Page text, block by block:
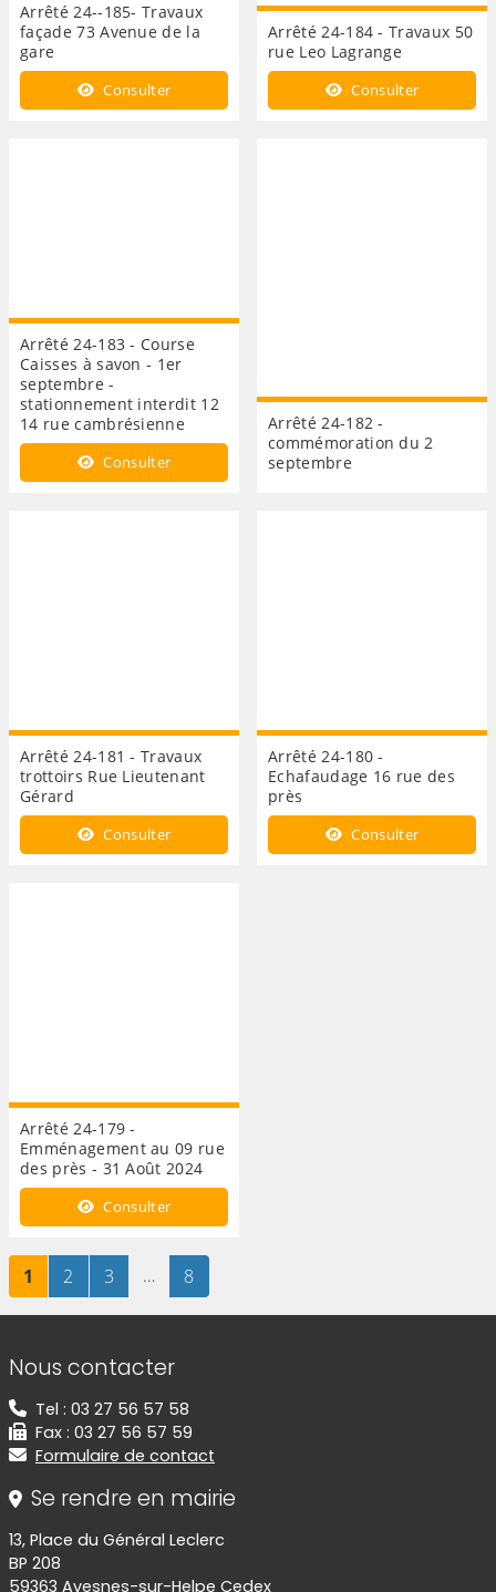
Arrêté 24--185- Travaux
façade 73 Avenue de la
gare
Consulter
Arrêté 24-184 - Travaux 50
rue Leo Lagrange
Consulter
Arrêté 24-183 - Course
Caisses à savon - 1er
septembre -
stationnement interdit 12
14 rue cambrésienne
Consulter
Arrêté 24-182 -
commémoration du 2
septembre
Arrêté 24-181 - Travaux
trottoirs Rue Lieutenant
Gérard
Consulter
Arrêté 24-180 -
Echafaudage 16 rue des
près
Consulter
Arrêté 24-179 -
Emménagement au 09 rue
des près - 31 Août 2024
Consulter
Page
1 sur 8Page
2 sur 8Page
3sur 8
… Page
8
Informations de contact
Nous contacter
Tel : 03 27 56 57 58
Fax : 03 27 56 57 59
Formulaire de contact
Se rendre en mairie
13, Place du Général Leclerc
BP 208
59363 Avesnes-sur-Helpe Cedex